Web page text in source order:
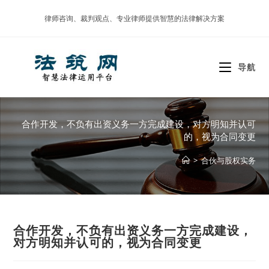
律师咨询、裁判观点、专业律师提供智慧的法律解决方案
导航
合作开发，不负有出资义务一方完成建设，对方明知并认可
的，视为合同变更
> 合伙与股权实务
合作开发，不负有出资义务一方完成建设，
对方明知并认可的，视为合同变更